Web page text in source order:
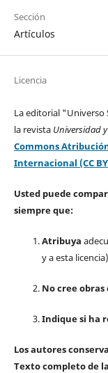
Sección
Artículos
Licencia
La editorial "Universo
la revista Universidad
Commons
Internacional (CC
Usted puede
siempre que:
Atribuya
y a esta
No cree obras
Indique si ha
Los autores
Texto completo de la